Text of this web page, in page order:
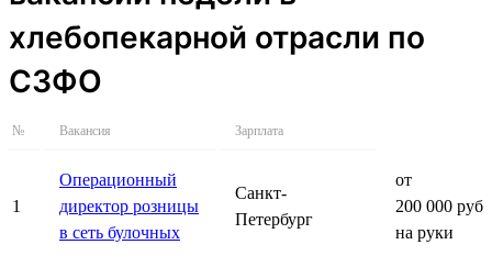
хлебопекарной отрасли по
СЗФО
№ Вакансия Зарплата
1
Операционный
директор розницы
в сеть булочных
Санкт-
Петербург
от
200 000 руб.
на руки